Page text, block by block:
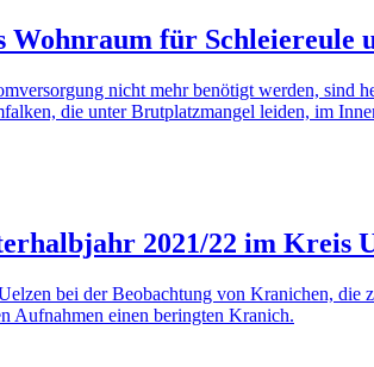
Wohnraum für Schleiereule
nicht mehr benötigt werden,
die unter Brutplatzmangel leiden, im
2021/22 im Kreis
bei der Beobachtung von Kranichen,
Aufnahmen einen beringten Kranich.